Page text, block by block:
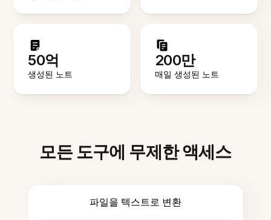
50억
생성된 노트
200만
매일 생성된 노트
모든 도구에 무제한 액세스
파일을 텍스트로 변환